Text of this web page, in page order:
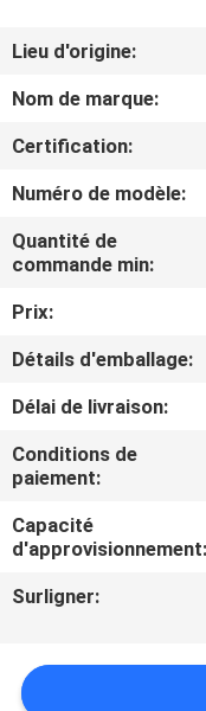
VISITE
CONTRÔLE
DE
QUALITÉ
CONTACTEZ-
NOUS
DEMANDEZ
UNE
CITATION
NEWS
Lieu d'origine:
Nom de marque:
Certification:
Numéro de modèle:
Quantité de
commande min:
Prix:
Détails d'emballage:
Délai de livraison:
Conditions de
paiement:
Capacité
d'approvisionnement:
Surligner: